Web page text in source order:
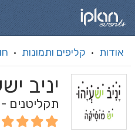
אודות · קליפים ותמונות ·
תקליטנים - DJ